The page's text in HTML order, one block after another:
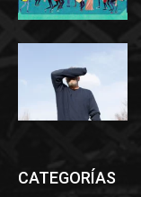
CATEGORÍAS